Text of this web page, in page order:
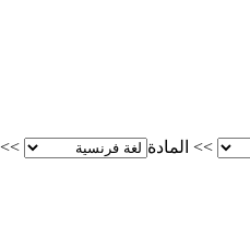
>> المادة >>